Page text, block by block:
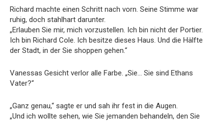
Richard machte einen Schritt nach vorn. Seine Stimme war
ruhig, doch stahlhart darunter.
„Erlauben Sie mir, mich vorzustellen. Ich bin nicht der Portier.
Ich bin Richard Cole. Ich besitze dieses Haus. Und die Hälfte
der Stadt, in der Sie shoppen gehen.“
Vanessas Gesicht verlor alle Farbe. „Sie… Sie sind Ethans
Vater?“
„Ganz genau,“ sagte er und sah ihr fest in die Augen.
„Und ich wollte sehen, wie Sie jemanden behandeln, den Sie